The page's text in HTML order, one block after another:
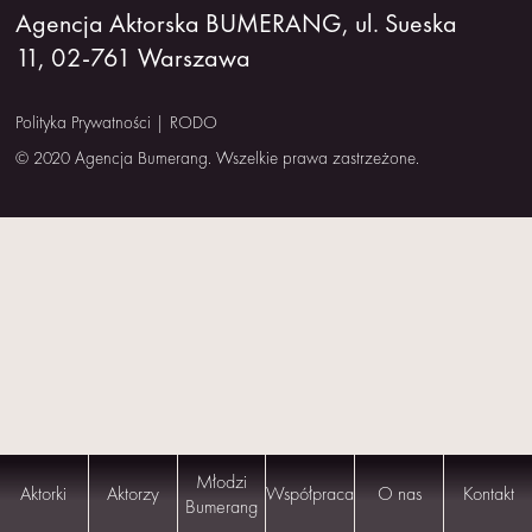
NAS
Aktorki Aktorzy
Młodzi
Bumerang Współpraca O nas Kontakt
Agencja Aktorska BUMERANG, ul. Sueska
11, 02-761 Warszawa
Polityka Prywatności | RODO
© 2020 Agencja Bumerang. Wszelkie prawa zastrzeżone.